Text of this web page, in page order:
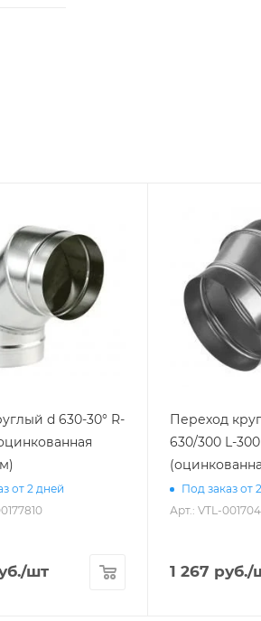
d 630-30° R-
от 2 дней
/шт
Переход
630/300 L-
Под заказ от
Арт.: VTL-
1 267 руб./